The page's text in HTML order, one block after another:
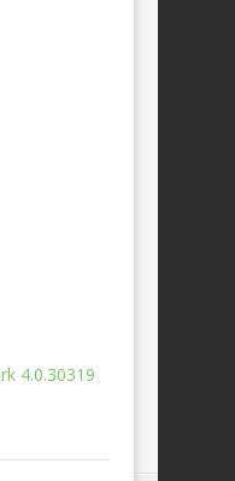
4.0.30319